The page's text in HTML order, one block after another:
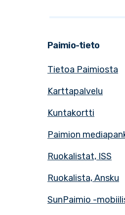
Paimio-tieto
Tietoa Paimiosta
Karttapalvelu
Kuntakortti
Paimion
Ruokalistat, ISS
Ruokalista, Ansku
SunPaimio -